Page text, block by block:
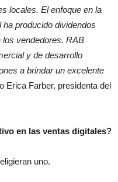
locales. El enfoque en la
producido dividendos
vendedores. RAB
y de desarrollo
a brindar un excelente
Erica Farber, presidenta del
en las ventas digitales?
uno.